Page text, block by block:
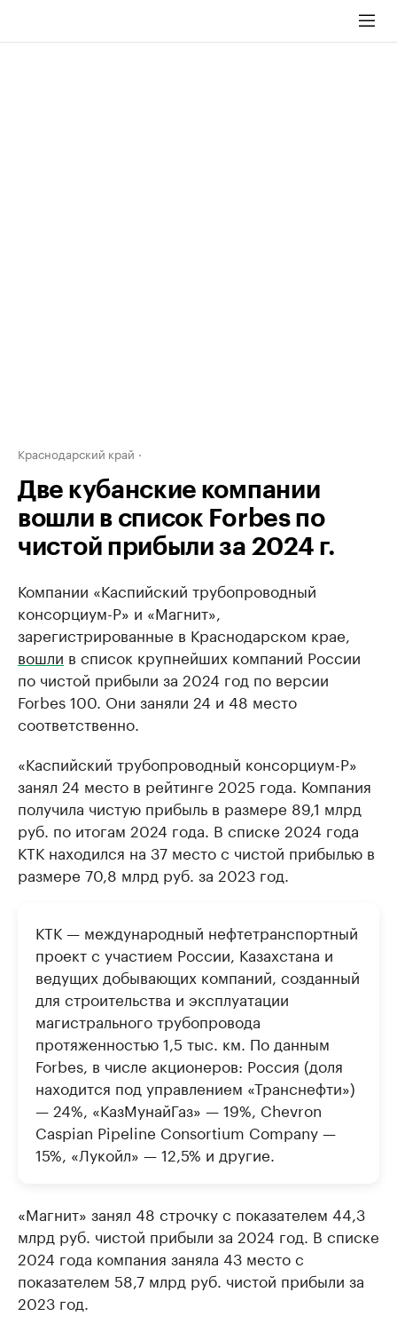
Краснодарский край
Две кубанские компании
вошли в список Forbes по
чистой прибыли за 2024 г.
Компании «Каспийский трубопроводный
консорциум-Р» и «Магнит»,
зарегистрированные в Краснодарском крае,
вошли в список крупнейших компаний России
по чистой прибыли за 2024 год по версии
Forbes 100. Они заняли 24 и 48 место
соответственно.
«Каспийский трубопроводный консорциум-Р»
занял 24 место в рейтинге 2025 года. Компания
получила чистую прибыль в размере 89,1 млрд
руб. по итогам 2024 года. В списке 2024 года
КТК находился на 37 место с чистой прибылью в
размере 70,8 млрд руб. за 2023 год.
КТК — международный нефтетранспортный
проект с участием России, Казахстана и
ведущих добывающих компаний, созданный
для строительства и эксплуатации
магистрального трубопровода
протяженностью 1,5 тыс. км. По данным
Forbes, в числе акционеров: Россия (доля
находится под управлением «Транснефти»)
— 24%, «КазМунайГаз» — 19%, Chevron
Caspian Pipeline Consortium Company —
15%, «Лукойл» — 12,5% и другие.
«Магнит» занял 48 строчку с показателем 44,3
млрд руб. чистой прибыли за 2024 год. В списке
2024 года компания заняла 43 место с
показателем 58,7 млрд руб. чистой прибыли за
2023 год.